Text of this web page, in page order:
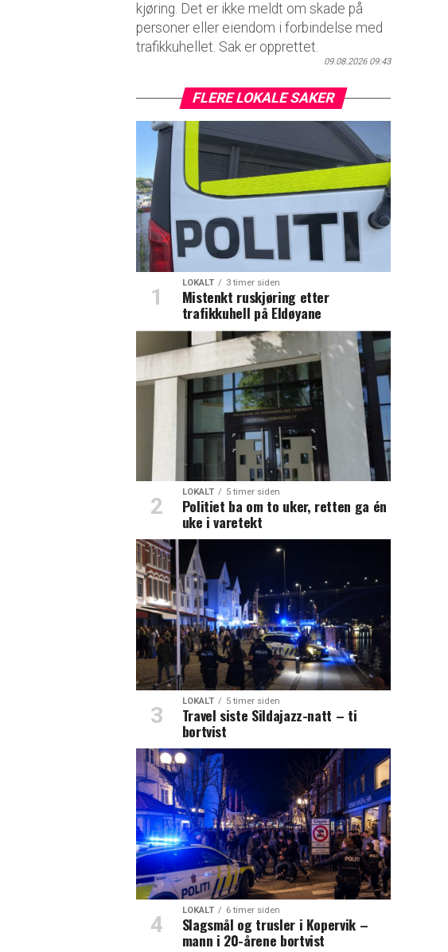
kjøring. Det er ikke meldt om skade på
personer eller eiendom i forbindelse med
trafikkuhellet. Sak er opprettet.
09.08.2026 09:43
FLERE LOKALE SAKER
LOKALT 3 timer siden
Mistenkt ruskjøring etter
trafikkuhell på Eldøyane
LOKALT 5 timer siden
Politiet ba om to uker, retten ga én
uke i varetekt
LOKALT 5 timer siden
Travel siste Sildajazz-natt – ti
bortvist
LOKALT 6 timer siden
Slagsmål og trusler i Kopervik –
mann i 20-årene bortvist